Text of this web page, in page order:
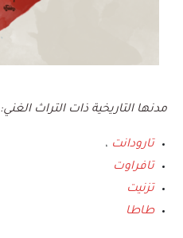
مدنها التاريخية ذات التراث الغني:
تارودانت ،
تافراوت
تزنيت
طاطا